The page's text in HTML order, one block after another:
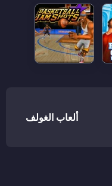
ألعاب الغولف